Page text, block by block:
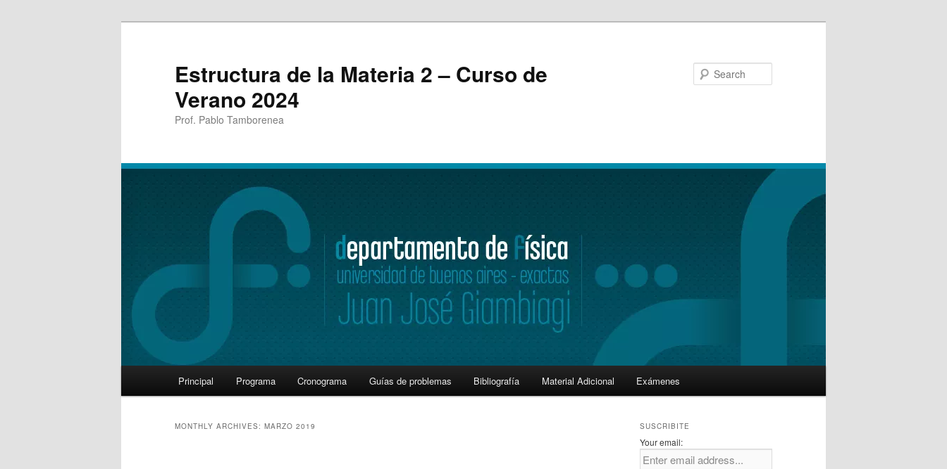
Estructura de la Materia 2 – Curso de
Verano 2024
Prof. Pablo Tamborenea
Skip
Skip
Principal Programa Cronograma Guías de problemas Bibliografía Material Adicional Exámenes
MONTHLY ARCHIVES: MARZO 2019 SUSCRIBITE
Your email: